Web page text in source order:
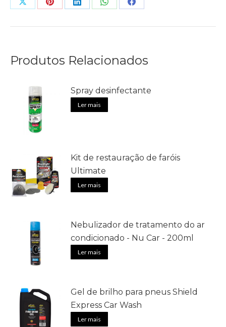
Share
Share
Share
Share
Share
Produtos Relacionados
Spray desinfectante
Ler mais
Kit de restauração de faróis
Ultimate
Ler mais
Nebulizador de tratamento do ar
condicionado - Nu Car - 200ml
Ler mais
Gel de brilho para pneus Shield
Express Car Wash
Ler mais